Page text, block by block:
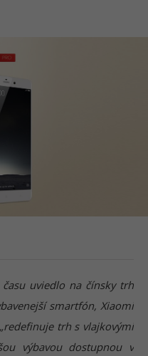
uviedlo na čínsky trh
smartfón, Xiaomi
trh s vlajkovými
výbavou dostupnou v